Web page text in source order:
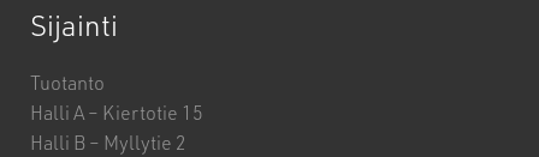
Sijainti
Tuotanto
Halli A – Kiertotie 15
Halli B – Myllytie 2